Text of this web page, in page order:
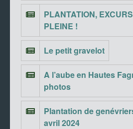
PLANTATION,
PLEINE !
Le petit gravelot
A l’aube en Hautes
photos
Plantation de
avril 2024